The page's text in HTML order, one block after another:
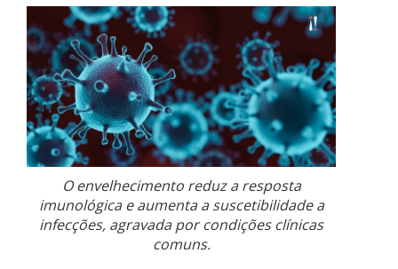
O envelhecimento reduz a resposta
imunológica e aumenta a suscetibilidade a
infecções, agravada por condições clínicas
comuns.